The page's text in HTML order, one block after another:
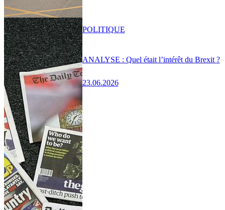
ANALYSE : Quel était l’intérêt du Brexit ?
23.06.2026
POLITIQUE